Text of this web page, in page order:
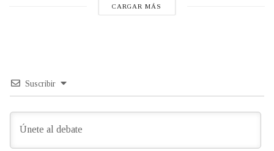
CARGAR MÁS
Suscribir